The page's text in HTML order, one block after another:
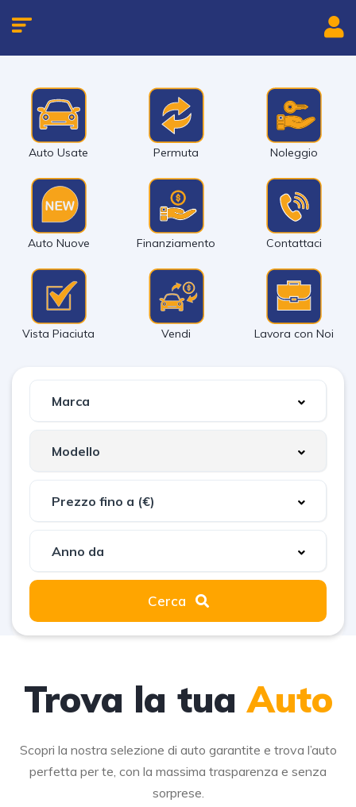
Auto Usate
Auto Nuove
Vista Piaciuta
Permuta
Finanziamento
Vendi
Noleggio
Contattaci
Lavora con Noi
Cerca
Trova la tua Auto
Scopri la nostra selezione di auto garantite e trova l’auto
perfetta per te, con la massima trasparenza e senza
sorprese.